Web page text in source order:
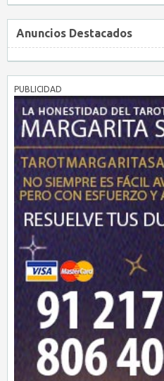
Anuncios Destacados
PUBLICIDAD